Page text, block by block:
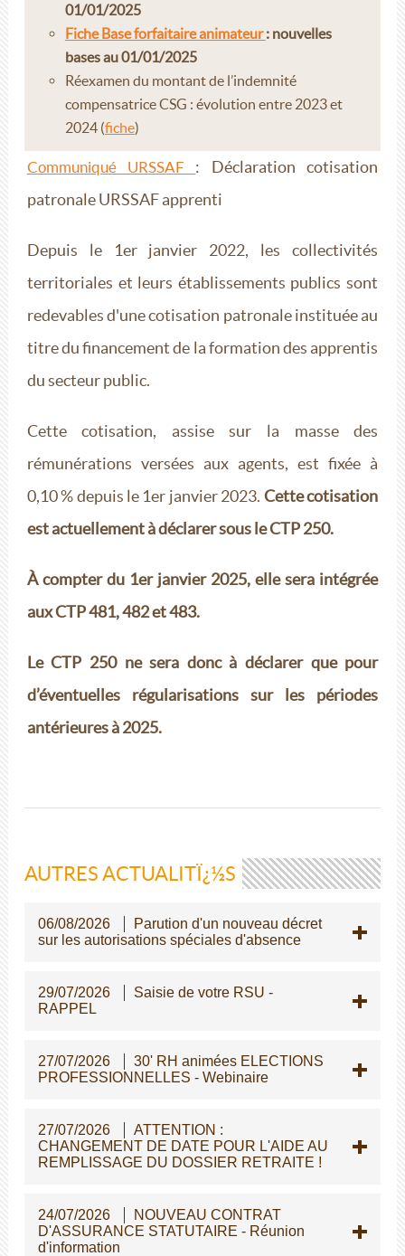
01/01/2025
Fiche Base forfaitaire animateur: nouvelles
bases au 01/01/2025
Réexamen du montant de l’indemnité
compensatrice CSG : évolution entre 2023 et
2024 (fiche)
Communiqué URSSAF : Déclaration cotisation
patronale URSSAF apprenti
Depuis le 1er janvier 2022, les collectivités
territoriales et leurs établissements publics sont
redevables d'une cotisation patronale instituée au
titre du financement de la formation des apprentis
du secteur public.
Cette cotisation, assise sur la masse des
rémunérations versées aux agents, est fixée à
0,10 % depuis le 1er janvier 2023. Cette cotisation
est actuellement à déclarer sous le CTP 250.
À compter du 1er janvier 2025, elle sera intégrée
aux CTP 481, 482 et 483.
Le CTP 250 ne sera donc à déclarer que pour
d’éventuelles régularisations sur les périodes
antérieures à 2025.
AUTRES ACTUALITÏ¿½S
06/08/2026
Parution d'un nouveau décret
sur les autorisations spéciales d'absence
29/07/2026
Saisie de votre RSU -
RAPPEL
27/07/2026
30' RH animées ELECTIONS
PROFESSIONNELLES - Webinaire
27/07/2026
ATTENTION :
CHANGEMENT DE DATE POUR L'AIDE AU
REMPLISSAGE DU DOSSIER RETRAITE !
24/07/2026
NOUVEAU CONTRAT
D'ASSURANCE STATUTAIRE - Réunion
d'information